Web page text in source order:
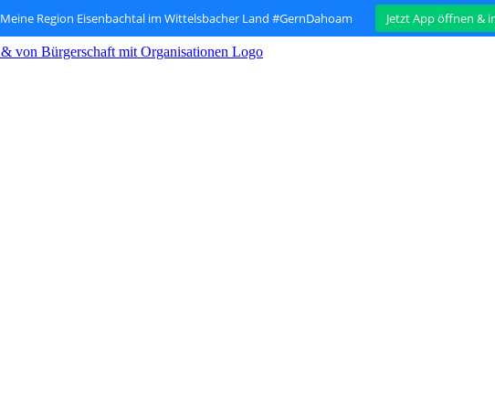
Meine Region Eisenbachtal im Wittelsbacher Land #GernDahoam Jetzt App öffnen &